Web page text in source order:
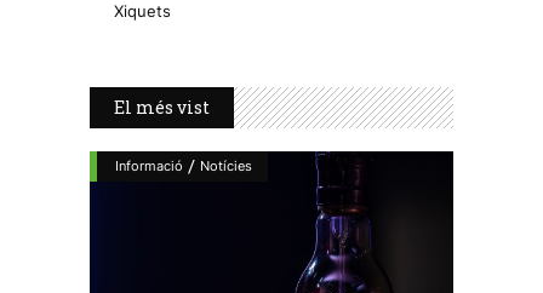
Xiquets
El més vist
Informació / Notícies